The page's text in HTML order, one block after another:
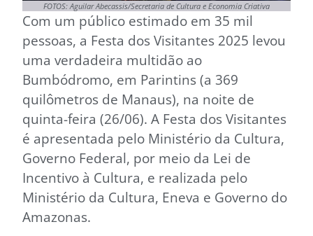
FOTOS: Aguilar Abecassis/Secretaria de Cultura e Economia Criativa
Com um público estimado em 35 mil
pessoas, a Festa dos Visitantes 2025 levou
uma verdadeira multidão ao
Bumbódromo, em Parintins (a 369
quilômetros de Manaus), na noite de
quinta-feira (26/06). A Festa dos Visitantes
é apresentada pelo Ministério da Cultura,
Governo Federal, por meio da Lei de
Incentivo à Cultura, e realizada pelo
Ministério da Cultura, Eneva e Governo do
Amazonas.